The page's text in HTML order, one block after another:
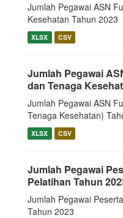
Jumlah Pegawai ASN
Kesehatan Tahun 2023
XLSX CSV
Jumlah Pegawai
dan Tenaga
Jumlah Pegawai ASN
Tenaga Kesehatan)
XLSX CSV
Jumlah Pegawai
Pelatihan Tahun
Jumlah Pegawai
Tahun 2023